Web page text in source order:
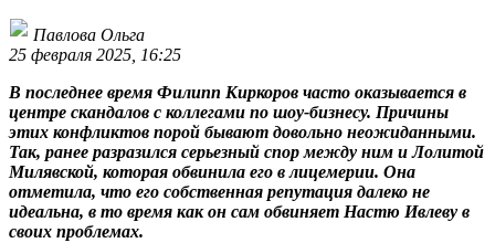
Павлова Ольга
25 февраля 2025, 16:25
В последнее время Филипп Киркоров часто оказывается в
центре скандалов с коллегами по шоу-бизнесу. Причины
этих конфликтов порой бывают довольно неожиданными.
Так, ранее разразился серьезный спор между ним и Лолитой
Милявской, которая обвинила его в лицемерии. Она
отметила, что его собственная репутация далеко не
идеальна, в то время как он сам обвиняет Настю Ивлеву в
своих проблемах.